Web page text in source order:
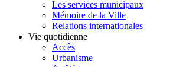
Les services municipaux
Mémoire de la Ville
Relations internationales
Vie quotidienne
Accès
Urbanisme